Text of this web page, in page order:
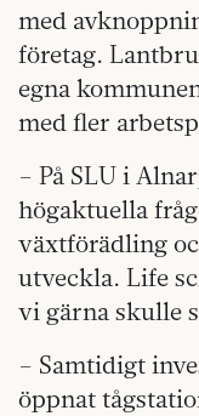
med
företag.
egna
med fler
– På SLU i
högaktuella
växtförädling
utveckla. Life
vi gärna skulle
– Samtidigt
öppnat